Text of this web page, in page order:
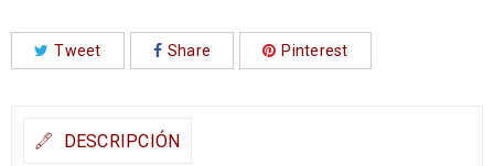
Tweet Share Pinterest
DESCRIPCIÓN